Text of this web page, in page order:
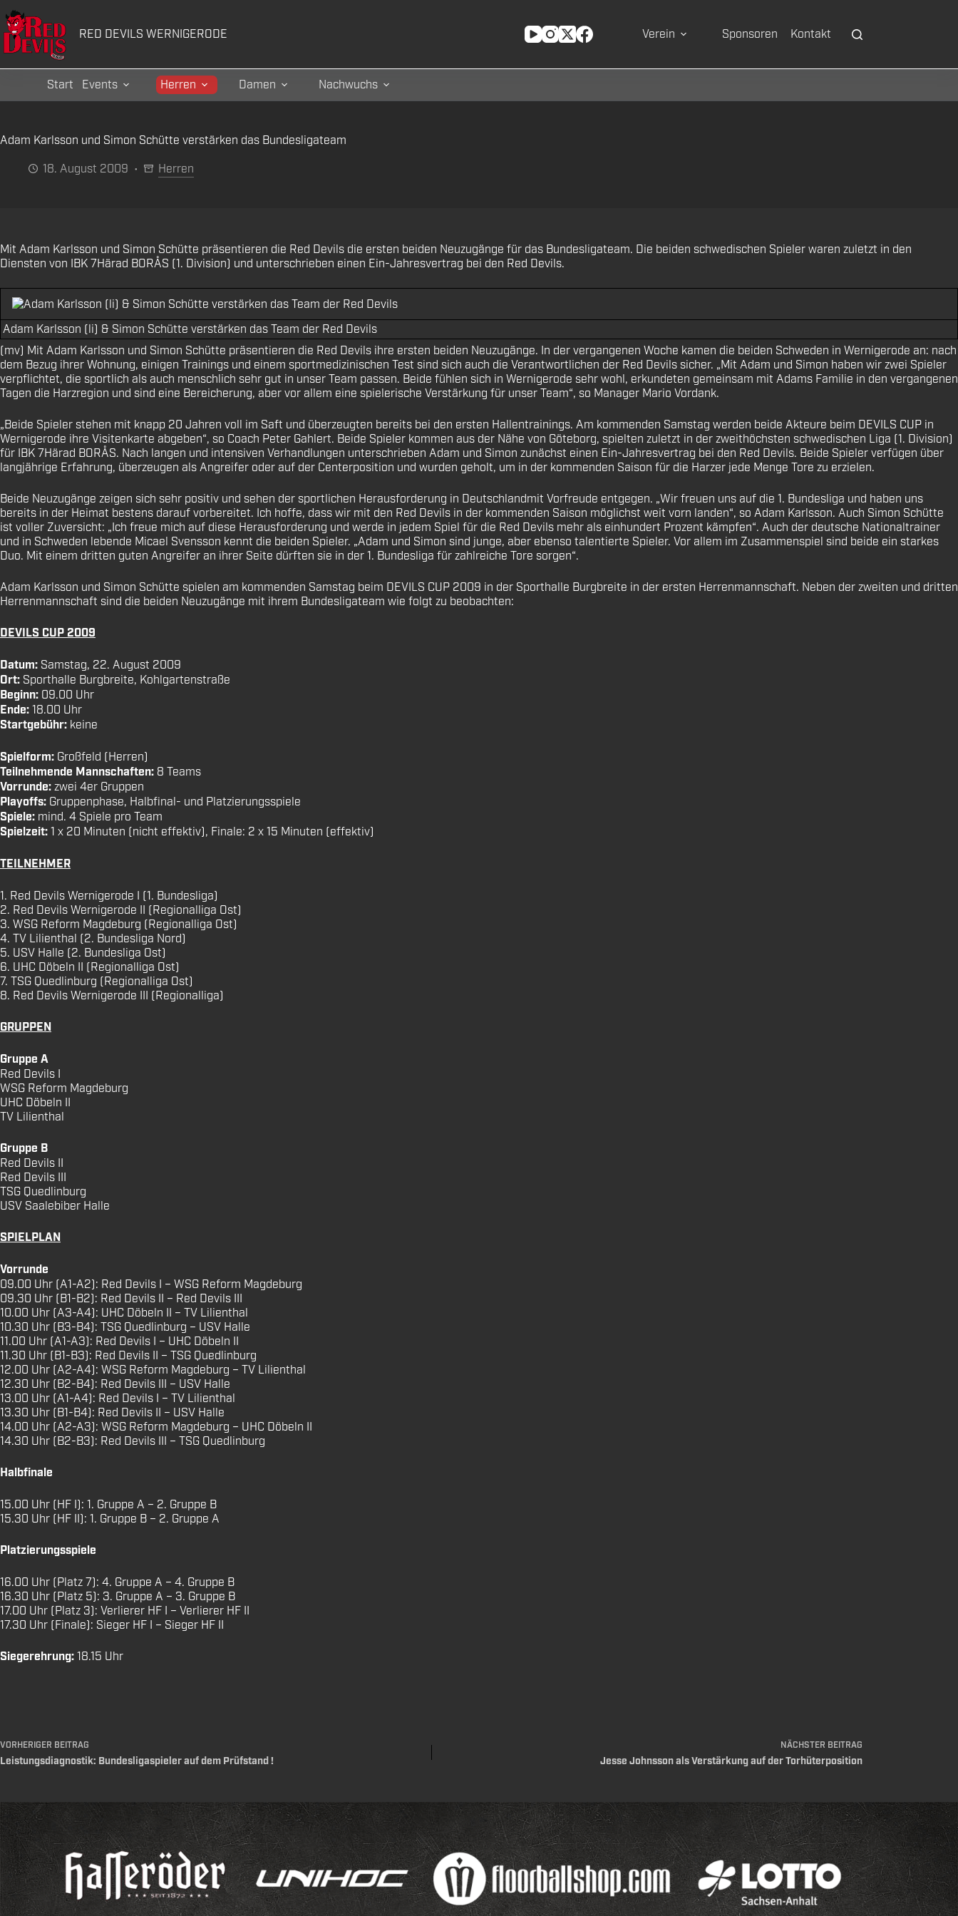
Zum
Inhalt
springen
RED DEVILS WERNIGERODE Verein Sponsoren Kontakt
Start Events Herren Damen Nachwuchs
Adam Karlsson und Simon Schütte verstärken das Bundesligateam
18. August 2009
Herren
Mit Adam Karlsson und Simon Schütte präsentieren die Red Devils die ersten beiden Neuzugänge für das Bundesligateam. Die beiden schwedischen Spieler waren zuletzt in den
Diensten von IBK 7Härad BORÅS (1. Division) und unterschrieben einen Ein-Jahresvertrag bei den Red Devils.
Adam Karlsson (li) & Simon Schütte verstärken das Team der Red Devils
(mv) Mit Adam Karlsson und Simon Schütte präsentieren die Red Devils ihre ersten beiden Neuzugänge. In der vergangenen Woche kamen die beiden Schweden in Wernigerode an: nach
dem Bezug ihrer Wohnung, einigen Trainings und einem sportmedizinischen Test sind sich auch die Verantwortlichen der Red Devils sicher. „Mit Adam und Simon haben wir zwei Spieler
verpflichtet, die sportlich als auch menschlich sehr gut in unser Team passen. Beide fühlen sich in Wernigerode sehr wohl, erkundeten gemeinsam mit Adams Familie in den vergangenen
Tagen die Harzregion und sind eine Bereicherung, aber vor allem eine spielerische Verstärkung für unser Team“, so Manager Mario Vordank.
„Beide Spieler stehen mit knapp 20 Jahren voll im Saft und überzeugten bereits bei den ersten Hallentrainings. Am kommenden Samstag werden beide Akteure beim DEVILS CUP in
Wernigerode ihre Visitenkarte abgeben“, so Coach Peter Gahlert. Beide Spieler kommen aus der Nähe von Göteborg, spielten zuletzt in der zweithöchsten schwedischen Liga (1. Division)
für IBK 7Härad BORÅS. Nach langen und intensiven Verhandlungen unterschrieben Adam und Simon zunächst einen Ein-Jahresvertrag bei den Red Devils. Beide Spieler verfügen über
langjährige Erfahrung, überzeugen als Angreifer oder auf der Centerposition und wurden geholt, um in der kommenden Saison für die Harzer jede Menge Tore zu erzielen.
Beide Neuzugänge zeigen sich sehr positiv und sehen der sportlichen Herausforderung in Deutschlandmit Vorfreude entgegen. „Wir freuen uns auf die 1. Bundesliga und haben uns
bereits in der Heimat bestens darauf vorbereitet. Ich hoffe, dass wir mit den Red Devils in der kommenden Saison möglichst weit vorn landen“, so Adam Karlsson. Auch Simon Schütte
ist voller Zuversicht: „Ich freue mich auf diese Herausforderung und werde in jedem Spiel für die Red Devils mehr als einhundert Prozent kämpfen“. Auch der deutsche Nationaltrainer
und in Schweden lebende Micael Svensson kennt die beiden Spieler. „Adam und Simon sind junge, aber ebenso talentierte Spieler. Vor allem im Zusammenspiel sind beide ein starkes
Duo. Mit einem dritten guten Angreifer an ihrer Seite dürften sie in der 1. Bundesliga für zahlreiche Tore sorgen“.
Adam Karlsson und Simon Schütte spielen am kommenden Samstag beim DEVILS CUP 2009 in der Sporthalle Burgbreite in der ersten Herrenmannschaft. Neben der zweiten und dritten
Herrenmannschaft sind die beiden Neuzugänge mit ihrem Bundesligateam wie folgt zu beobachten:
DEVILS CUP 2009
Datum: Samstag, 22. August 2009
Ort: Sporthalle Burgbreite, Kohlgartenstraße
Beginn: 09.00 Uhr
Ende: 18.00 Uhr
Startgebühr: keine
Spielform: Großfeld (Herren)
Teilnehmende Mannschaften: 8 Teams
Vorrunde: zwei 4er Gruppen
Playoffs: Gruppenphase, Halbfinal- und Platzierungsspiele
Spiele: mind. 4 Spiele pro Team
Spielzeit: 1 x 20 Minuten (nicht effektiv), Finale: 2 x 15 Minuten (effektiv)
TEILNEHMER
1. Red Devils Wernigerode I (1. Bundesliga)
2. Red Devils Wernigerode II (Regionalliga Ost)
3. WSG Reform Magdeburg (Regionalliga Ost)
4. TV Lilienthal (2. Bundesliga Nord)
5. USV Halle (2. Bundesliga Ost)
6. UHC Döbeln II (Regionalliga Ost)
7. TSG Quedlinburg (Regionalliga Ost)
8. Red Devils Wernigerode III (Regionalliga)
GRUPPEN
Gruppe A
Red Devils I
WSG Reform Magdeburg
UHC Döbeln II
TV Lilienthal
Gruppe B
Red Devils II
Red Devils III
TSG Quedlinburg
USV Saalebiber Halle
SPIELPLAN
Vorrunde
09.00 Uhr (A1-A2): Red Devils I – WSG Reform Magdeburg
09.30 Uhr (B1-B2): Red Devils II – Red Devils III
10.00 Uhr (A3-A4): UHC Döbeln II – TV Lilienthal
10.30 Uhr (B3-B4): TSG Quedlinburg – USV Halle
11.00 Uhr (A1-A3): Red Devils I – UHC Döbeln II
11.30 Uhr (B1-B3): Red Devils II – TSG Quedlinburg
12.00 Uhr (A2-A4): WSG Reform Magdeburg – TV Lilienthal
12.30 Uhr (B2-B4): Red Devils III – USV Halle
13.00 Uhr (A1-A4): Red Devils I – TV Lilienthal
13.30 Uhr (B1-B4): Red Devils II – USV Halle
14.00 Uhr (A2-A3): WSG Reform Magdeburg – UHC Döbeln II
14.30 Uhr (B2-B3): Red Devils III – TSG Quedlinburg
Halbfinale
15.00 Uhr (HF I): 1. Gruppe A – 2. Gruppe B
15.30 Uhr (HF II): 1. Gruppe B – 2. Gruppe A
Platzierungsspiele
16.00 Uhr (Platz 7): 4. Gruppe A – 4. Gruppe B
16.30 Uhr (Platz 5): 3. Gruppe A – 3. Gruppe B
17.00 Uhr (Platz 3): Verlierer HF I – Verlierer HF II
17.30 Uhr (Finale): Sieger HF I – Sieger HF II
Siegerehrung: 18.15 Uhr
VORHERIGER BEITRAG
Leistungsdiagnostik: Bundesligaspieler auf dem Prüfstand !
NÄCHSTER BEITRAG
Jesse Johnsson als Verstärkung auf der Torhüterposition